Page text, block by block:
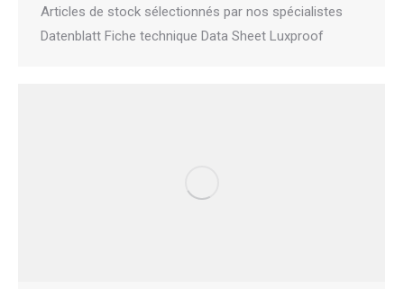
Articles de stock sélectionnés par nos spécialistes
Datenblatt Fiche technique Data Sheet Luxproof